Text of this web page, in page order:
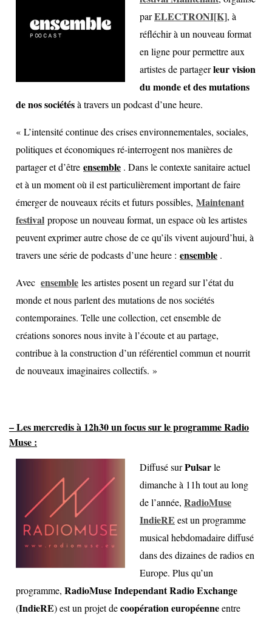
parELECTRONI[K], à
réfléchir à un nouveau format
en ligne pour permettre aux
artistes de partagerleur vision
du monde et des mutations
de nos sociétésà travers un podcast d’une heure.
« L’intensité continue des crises environnementales, sociales,
politiques et économiques ré-interrogent nos manières de
partager et d’être ensemble . Dans le contexte sanitaire actuel
et à un moment où il est particulièrement important de faire
émerger de nouveaux récits et futurs possibles, Maintenant
festival propose un nouveau format, un espace où les artistes
peuvent exprimer autre chose de ce qu’ils vivent aujourd’hui, à
travers une série de podcasts d’une heure : ensemble .
Avec ensemble les artistes posent un regard sur l’état du
monde et nous parlent des mutations de nos sociétés
contemporaines. Telle une collection, cet ensemble de
créations sonores nous invite à l’écoute et au partage,
contribue à la construction d’un référentiel commun et nourrit
de nouveaux imaginaires collectifs. »
– Les mercredis à 12h30 un focus sur le programme Radio
Muse :
Diffusé surPulsarle
dimanche à 11h tout au long
de l’année, RadioMuse
IndieRE est un programme
musical hebdomadaire diffusé
dans des dizaines de radios en
Europe. Plus qu’un
programme, RadioMuse Independant Radio Exchange
(IndieRE) est un projet decoopération européenneentre